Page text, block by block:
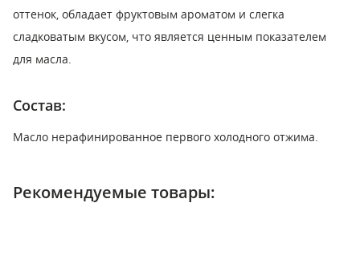
оттенок, обладает фруктовым ароматом и слегка
сладковатым вкусом, что является ценным показателем
для масла.
Состав:
Масло нерафинированное первого холодного отжима.
Рекомендуемые товары: